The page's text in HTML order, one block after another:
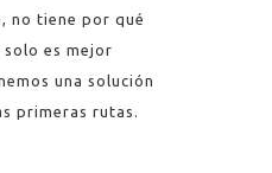
no tiene por qué
es mejor
una solución
primeras rutas.